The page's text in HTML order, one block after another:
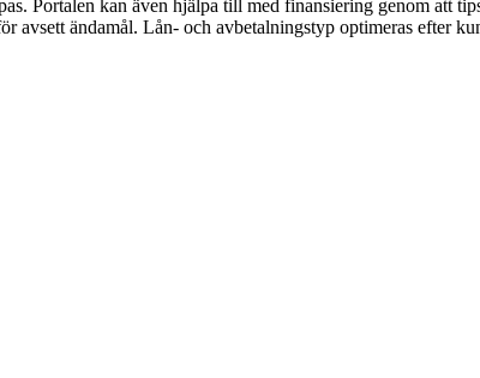
Portalen kan även hjälpa till med finansiering genom att
avsett ändamål. Lån- och avbetalningstyp optimeras efter